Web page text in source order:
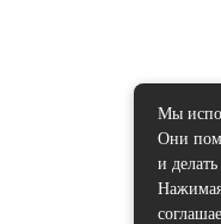
Мы
Они
и